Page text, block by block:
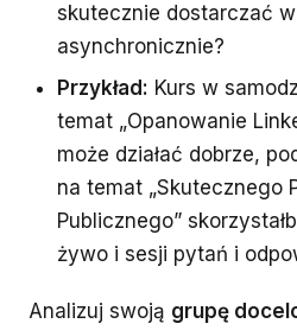
skutecznie dostarczać
asynchronicznie?
Przykład: Kurs w
temat „Opanowanie
może działać dobrze,
na temat „Skutecznego
Publicznego”
żywo i sesji pytań i
Analizuj swoją grupę